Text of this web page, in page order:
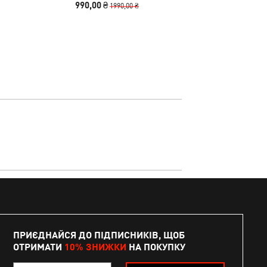
990,00 ₴1990,00 ₴
ПРИЄДНАЙСЯ ДО ПІДПИСНИКІВ, ЩОБ
ОТРИМАТИ 10% ЗНИЖКИ НА ПОКУПКУ